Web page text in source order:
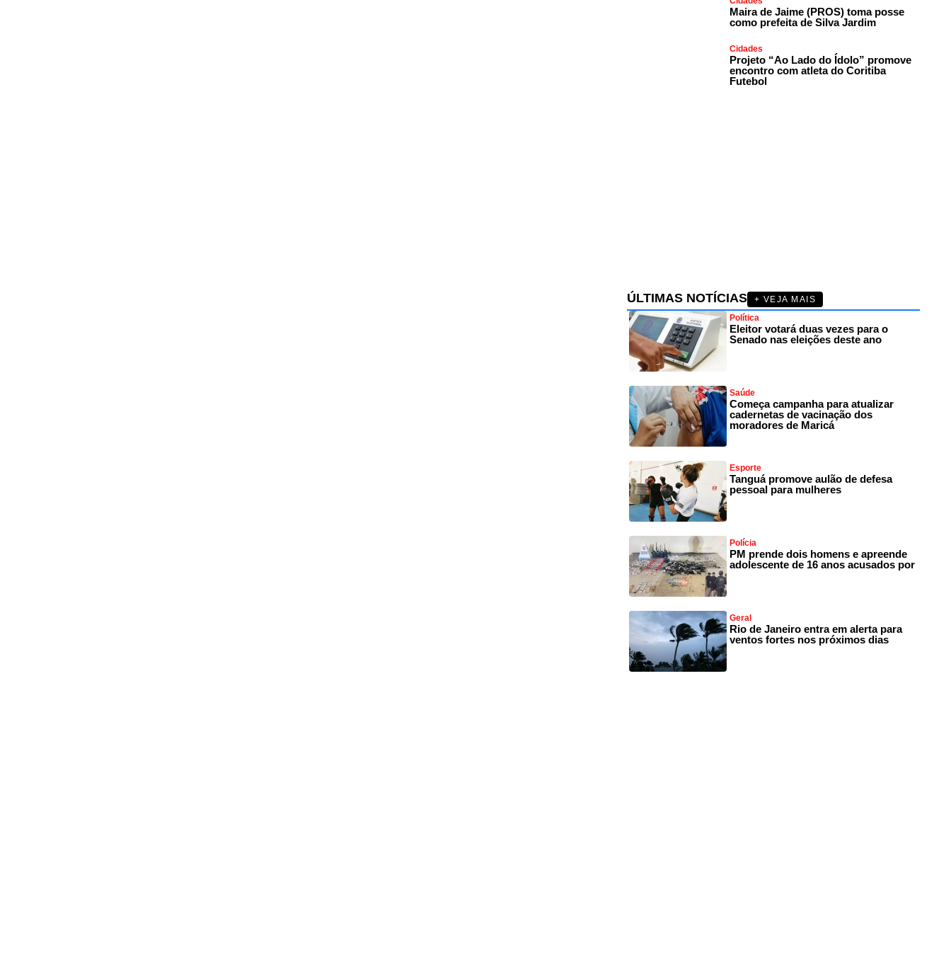
Maira de Jaime (PROS) toma posse
como prefeita de Silva Jardim
Cidades
Projeto “Ao Lado do Ídolo” promove
encontro com atleta do Coritiba
Futebol
ÚLTIMAS NOTÍCIAS
+ VEJA MAIS
Política
Eleitor votará duas vezes para o
Senado nas eleições deste ano
Saúde
Começa campanha para atualizar
cadernetas de vacinação dos
moradores de Maricá
Esporte
Tanguá promove aulão de defesa
pessoal para mulheres
Polícia
PM prende dois homens e apreende
adolescente de 16 anos acusados por
Geral
Rio de Janeiro entra em alerta para
ventos fortes nos próximos dias